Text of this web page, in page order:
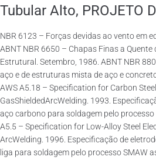
Tubular Alto, PROJETO
NBR 6123 – Forças devidas ao vento em
ABNT NBR 6650 – Chapas Finas a
Estrutural. Setembro, 1986. ABNT NBR
aço e de estruturas mista de aço e
AWS A5.18 – Specification for Carbon
GasShieldedArcWelding. 1993.
aço carbono para soldagem pelo
A5.5 – Specification for Low-Alloy Steel
ArcWelding. 1996. Especificação de
liga para soldagem pelo processo SMAW